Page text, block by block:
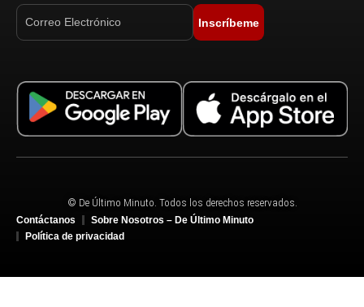
Inscríbeme
© De Último Minuto. Todos los derechos reservados.
Contáctanos
Sobre Nosotros – De Último Minuto
Política de privacidad